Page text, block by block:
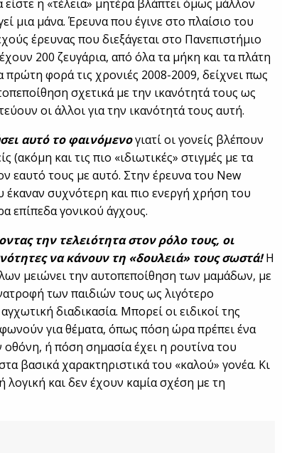
η «τέλεια» μητέρα βλάπτει όμως μάλλον
μια μάνα. Έρευνα που έγινε στο πλαίσιο του
έρευνας που διεξάγεται στο Πανεπιστήμιο
200 ζευγάρια, από όλα τα μήκη και τα πλάτη
πρώτη φορά τις χρονιές 2008-2009, δείχνει πως
σχετικά με την ικανότητά τους ως
οι άλλοι για την ικανότητά τους αυτή.
αυτό το φαινόμενογιατί οι γονείς βλέπουν
(ακόμη και τις πιο «ιδιωτικές» στιγμές με τα
εαυτό τους με αυτό. Στην έρευνα του New
συχνότερη και πιο ενεργή χρήση του
επίπεδα γονικού άγχους.
την τελειότητα στον ρόλο τους, οι
να κάνουν τη «δουλειά» τους σωστά! Η
μειώνει την αυτοπεποίθηση των μαμάδων, με
των παιδιών τους ως λιγότερο
διαδικασία. Μπορεί οι ειδικοί της
για θέματα, όπως πόση ώρα πρέπει ένα
οθόνη, ή πόση σημασία έχει η ρουτίνα του
βασικά χαρακτηριστικά του «καλού» γονέα. Κι
λογική και δεν έχουν καμία σχέση με τη